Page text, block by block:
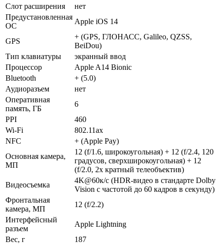
Слот расширения
нет
Предустановленная
ОС
Apple iOS 14
GPS
+ (GPS, ГЛОНАСС, Galileo, QZSS,
BeiDou)
Тип клавиатуры
экранный ввод
Процессор
Apple A14 Bionic
Bluetooth
+ (5.0)
Аудиоразъем
нет
Оперативная
память, ГБ
6
PPI
460
Wi-Fi
802.11ax
NFC
+ (Apple Pay)
Основная камера,
МП
12 (f/1.6, широкоугольная) + 12 (f/2.4, 120
градусов, сверхширокоугольная) + 12
(f/2.0, 2х кратный телеобъектив)
Видеосъемка
4K@60к/с (HDR-видео в стандарте Dolby
Vision с частотой до 60 кадров в секунду)
Фронтальная
камера, МП
12 (f/2.2)
Интерфейсный
разъем
Apple Lightning
Вес, г
187